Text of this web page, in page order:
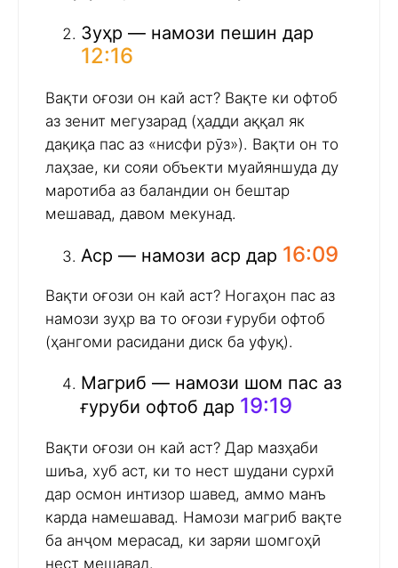
Зуҳр — намози пешин дар
12:16
Вақти оғози он кай аст? Вақте ки офтоб
аз зенит мегузарад (ҳадди аққал як
дақиқа пас аз «нисфи рӯз»). Вақти он то
лаҳзае, ки сояи объекти муайяншуда ду
маротиба аз баландии он бештар
мешавад, давом мекунад.
Аср — намози аср дар 16:09
Вақти оғози он кай аст? Ногаҳон пас аз
намози зуҳр ва то оғози ғуруби офтоб
(ҳангоми расидани диск ба уфуқ).
Магриб — намози шом пас аз
ғуруби офтоб дар 19:19
Вақти оғози он кай аст? Дар мазҳаби
шиъа, хуб аст, ки то нест шудани сурхӣ
дар осмон интизор шавед, аммо манъ
карда намешавад. Намози магриб вақте
ба анҷом мерасад, ки заряи шомгоҳӣ
нест мешавад.